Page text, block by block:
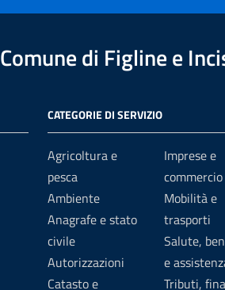
Comune di Figline e
CATEGORIE DI SERVIZIO
Agricoltura e
pesca
Ambiente
Anagrafe e stato
civile
Autorizzazioni
Catasto e
Imprese e
commercio
Mobilità e
trasporti
Salute,
e
Tributi,